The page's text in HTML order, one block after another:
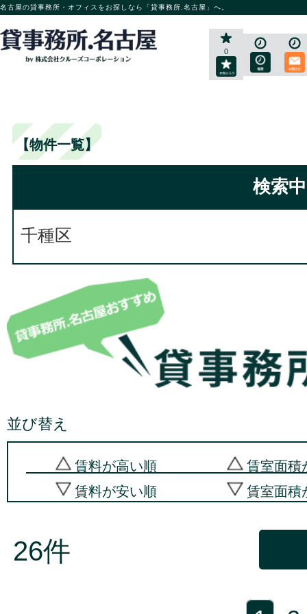
名古屋の貸事務所・オフィスをお探しなら「貸事務所.名古屋」へ。
0
【物件一覧】
検索
千種区
並び替え
賃料が高い順
賃料が安い順
賃室面積
賃室面積
26件